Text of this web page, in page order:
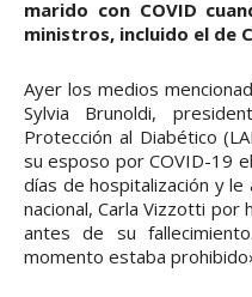
marido con COVID
ministros, incluido el de
Ayer los medios
Sylvia Brunoldi,
Protección al Diabético
su esposo por COVID-19
días de hospitalización y
nacional, Carla Vizzotti por
antes de su
momento estaba